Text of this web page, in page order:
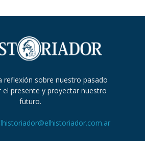
reflexión sobre nuestro pasado
el presente y proyectar nuestro
futuro.